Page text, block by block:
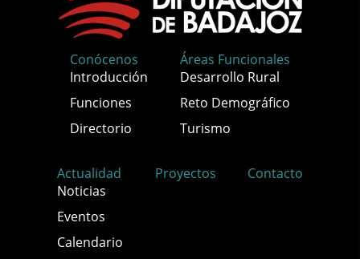
Conócenos
Introducción
Funciones
Directorio
Áreas Funcionales
Desarrollo Rural
Reto Demográfico
Turismo
Actualidad
Noticias
Eventos
Calendario
Proyectos Contacto